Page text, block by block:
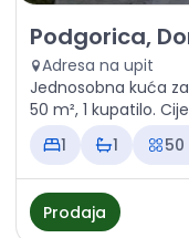
Prodaja - Kuća
Podgorica,
Adresa na upit
Jednosobna kuća
50 m², 1 kupatilo.
1
1 50
Prodaja